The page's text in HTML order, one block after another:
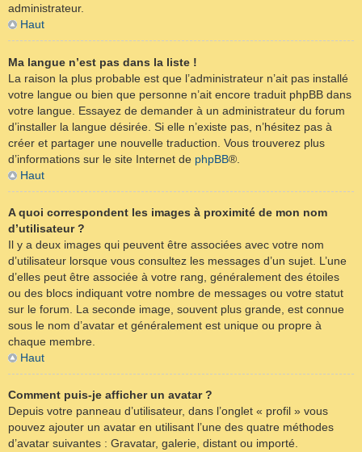
administrateur.
Haut
Ma langue n’est pas dans la liste !
La raison la plus probable est que l’administrateur n’ait pas installé
votre langue ou bien que personne n’ait encore traduit phpBB dans
votre langue. Essayez de demander à un administrateur du forum
d’installer la langue désirée. Si elle n’existe pas, n’hésitez pas à
créer et partager une nouvelle traduction. Vous trouverez plus
d’informations sur le site Internet de phpBB®.
Haut
A quoi correspondent les images à proximité de mon nom
d’utilisateur ?
Il y a deux images qui peuvent être associées avec votre nom
d’utilisateur lorsque vous consultez les messages d’un sujet. L’une
d’elles peut être associée à votre rang, généralement des étoiles
ou des blocs indiquant votre nombre de messages ou votre statut
sur le forum. La seconde image, souvent plus grande, est connue
sous le nom d’avatar et généralement est unique ou propre à
chaque membre.
Haut
Comment puis-je afficher un avatar ?
Depuis votre panneau d’utilisateur, dans l’onglet « profil » vous
pouvez ajouter un avatar en utilisant l’une des quatre méthodes
d’avatar suivantes : Gravatar, galerie, distant ou importé.